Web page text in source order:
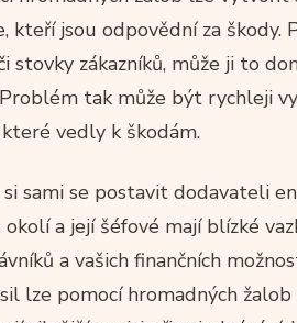
kteří jsou odpovědní za škody.
stovky zákazníků, může ji to
tak může být rychleji
vedly k škodám.
sami se postavit dodavateli
a její šéfové mají blízké
a vašich finančních
lze pomocí hromadných